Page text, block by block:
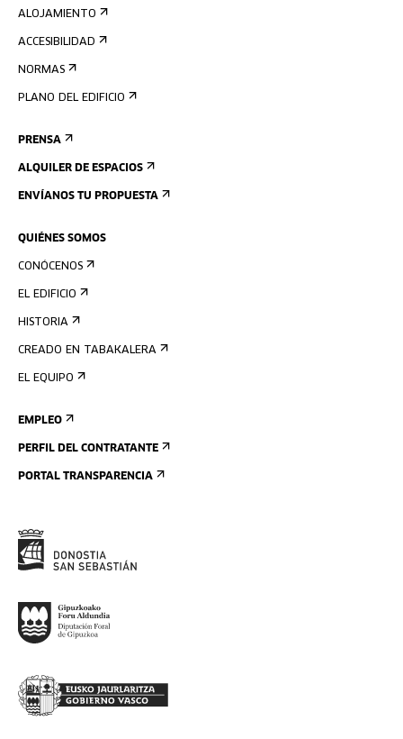
ALOJAMIENTO
ACCESIBILIDAD
NORMAS
PLANO DEL EDIFICIO
PRENSA
ALQUILER DE ESPACIOS
ENVÍANOS TU PROPUESTA
QUIÉNES SOMOS
CONÓCENOS
EL EDIFICIO
HISTORIA
CREADO EN TABAKALERA
EL EQUIPO
EMPLEO
PERFIL DEL CONTRATANTE
PORTAL TRANSPARENCIA